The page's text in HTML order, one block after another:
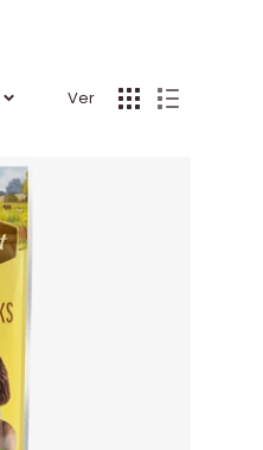
Ver